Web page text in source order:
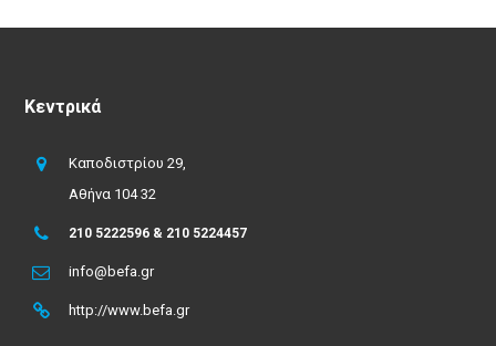
Κεντρικά
Καποδιστρίου 29,
Αθήνα 104 32
210 5222596 & 210 5224457
info@befa.gr
http://www.befa.gr